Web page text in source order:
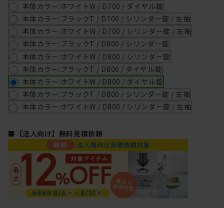
本体カラー:ホワイトW / D700 / ダイヤル錠
本体カラー:ブラックT / D700 / シリンダー錠 / 左袖
本体カラー:ホワイトW / D700 / シリンダー錠 / 左袖
本体カラー:ブラックT / D800 / シリンダー錠
本体カラー:ホワイトW / D800 / シリンダー錠
本体カラー:ブラックT / D800 / ダイヤル錠
本体カラー:ホワイトW / D800 / ダイヤル錠
本体カラー:ブラックT / D800 / シリンダー錠 / 左袖
本体カラー:ホワイトW / D800 / シリンダー錠 / 左袖
■【法人向け】無料見積依頼